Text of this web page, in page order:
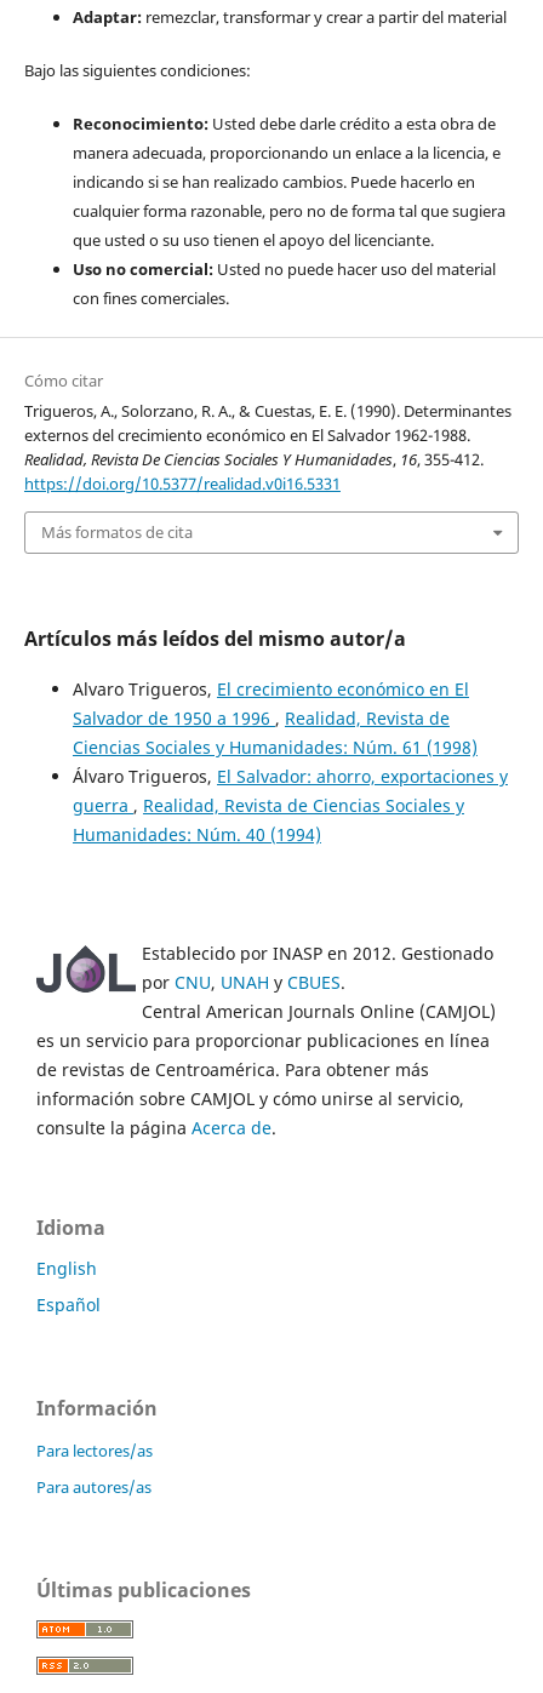
Adaptar:remezclar, transformar y crear a partir del material
Bajo las siguientes condiciones:
Reconocimiento:Usted debe darle crédito a esta obra de
manera adecuada, proporcionando un enlace a la licencia, e
indicando si se han realizado cambios. Puede hacerlo en
cualquier forma razonable, pero no de forma tal que sugiera
que usted o su uso tienen el apoyo del licenciante.
Uso no comercial:Usted no puede hacer uso del material
con fines comerciales.
Cómo citar
Trigueros, A., Solorzano, R. A., & Cuestas, E. E. (1990). Determinantes
externos del crecimiento económico en El Salvador 1962-1988.
Realidad, Revista De Ciencias Sociales Y Humanidades, 16, 355-412.
https://doi.org/10.5377/realidad.v0i16.5331
Más formatos de cita
Artículos más leídos del mismo autor/a
Alvaro Trigueros, El crecimiento económico en El
Salvador de 1950 a 1996 , Realidad, Revista de
Ciencias Sociales y Humanidades: Núm. 61 (1998)
Álvaro Trigueros, El Salvador: ahorro, exportaciones y
guerra , Realidad, Revista de Ciencias Sociales y
Humanidades: Núm. 40 (1994)
Establecido por INASP en 2012. Gestionado
por CNU, UNAH y CBUES.
Central American Journals Online (CAMJOL)
es un servicio para proporcionar publicaciones en línea
de revistas de Centroamérica. Para obtener más
información sobre CAMJOL y cómo unirse al servicio,
consulte la página Acerca de.
Idioma
English
Español
Información
Para lectores/as
Para autores/as
Últimas publicaciones